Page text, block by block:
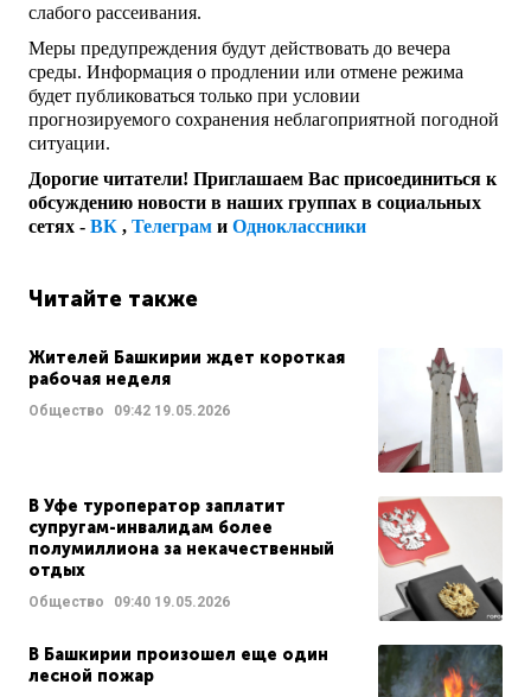
слабого рассеивания.
Меры предупреждения будут действовать до вечера
среды. Информация о продлении или отмене режима
будет публиковаться только при условии
прогнозируемого сохранения неблагоприятной погодной
ситуации.
Дорогие читатели! Приглашаем Вас присоединиться к
обсуждению новости в наших группах в социальных
сетях - ВК , Телеграм и Одноклассники
Читайте также
Жителей Башкирии ждет короткая
рабочая неделя
Общество 09:42 19.05.2026
В Уфе туроператор заплатит
супругам-инвалидам более
полумиллиона за некачественный
отдых
Общество 09:40 19.05.2026
В Башкирии произошел еще один
лесной пожар